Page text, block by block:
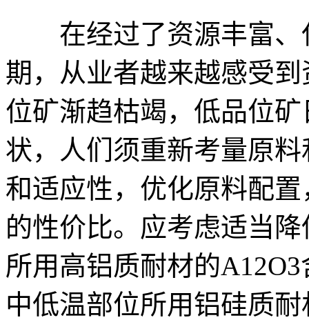
在经过了资源丰富、
期，从业者越来越感受
位矿渐趋枯竭，低品位
状，人们须重新考量原
和适应性，优化原料配
的性价比。应考虑适当
所用高铝质耐材的
中低温部位所用铝硅质